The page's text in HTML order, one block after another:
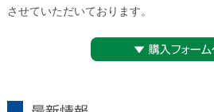
させていただいております。